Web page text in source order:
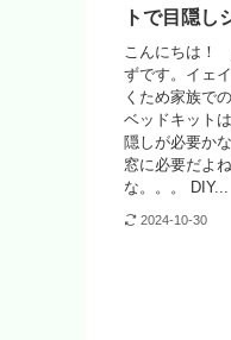
トで目隠し
こんにちは！
ずです。イェ
くため家族で
ベッドキット
隠しが必要か
窓に必要だよ
な。。。 DIY...
2024-10-30